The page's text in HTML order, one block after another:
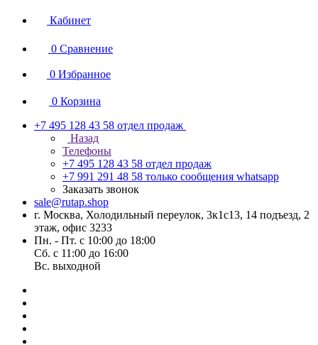
Кабинет
0 Сравнение
0 Избранное
0 Корзина
+7 495 128 43 58 отдел продаж
Назад
Телефоны
+7 495 128 43 58 отдел продаж
+7 991 291 48 58 только сообщения whatsapp
Заказать звонок
sale@rutap.shop
г. Москва, Холодильный переулок, 3к1с13, 14 подъезд, 2
этаж, офис 3233
Пн. - Пт. с 10:00 до 18:00
Сб. с 11:00 до 16:00
Вс. выходной